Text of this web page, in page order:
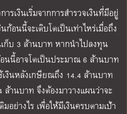
รเงินเริ่มจากการสำรวจเงินที่มีอยู่
อนนี้จะเติบโตเป็นเท่าไหร่เมื่อถึง
ก็บ 3 ล้านบาท หากนำไปลงทุน
นนี้อาจโตเป็นประมาณ 6 ล้านบาท
งินหลังเกษียณถึง 14.4 ล้านบาท
านบาท จึงต้องมาวางแผนว่าจะ
อย่างไร เพื่อให้มีเงินครบตามเป้า